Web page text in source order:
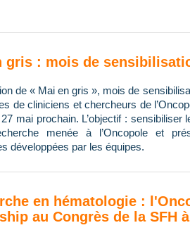
gris : mois de
de « Mai en gris », mois de
de cliniciens et chercheurs de
mai prochain. L’objectif :
menée à l’Oncopole et
développées par les équipes.
en hématologie :
au Congrès de la SFH